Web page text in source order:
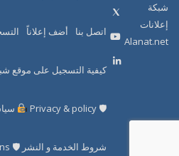
شبكة
إعلانات
Alanat.net
اتصل بنا أضف إعلاناً
كيفية التسجيل على موقع
🛡 Privacy & policy
شروط الخدمة و النشر 🛡 Terms and conditions